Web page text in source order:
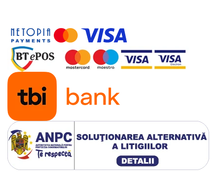
Statii de incarcare EV
OUTLET
Pompe de caldura